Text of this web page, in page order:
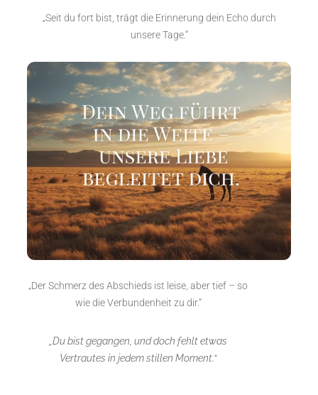
„Seit du fort bist, trägt die Erinnerung dein Echo durch
unsere Tage.“
„Der Schmerz des Abschieds ist leise, aber tief – so
wie die Verbundenheit zu dir.“
„Du bist gegangen, und doch fehlt etwas
Vertrautes in jedem stillen Moment.“